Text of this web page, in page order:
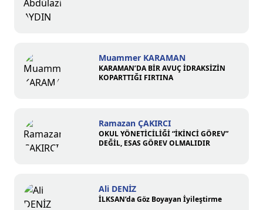
Muammer KARAMAN
KARAMAN’DA BİR AVUÇ İDRAKSİZİN
KOPARTTIĞI FIRTINA
Ramazan ÇAKIRCI
OKUL YÖNETİCİLİĞİ “İKİNCİ GÖREV”
DEĞİL, ESAS GÖREV OLMALIDIR
Ali DENİZ
İLKSAN’da Göz Boyayan İyileştirme